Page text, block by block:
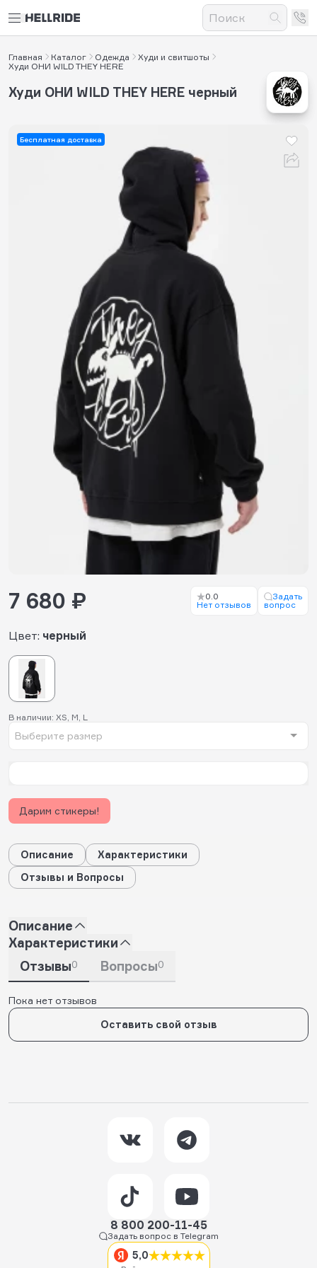
Главная Каталог Одежда
Худи и свитшоты
Худи ОНИ WILD THEY HERE
Бесплатная доставка
Худи ОНИ WILD THEY HERE черный
Цвет: черный
В наличии: XS, M, L
Выберите размер
7 680 ₽
0.0
Нет отзывов
Задать
вопрос
Дарим стикеры!
Описание
Характеристики
Отзывы и Вопросы
Описание
Характеристики
Отзывы0 Вопросы0
Пока нет отзывов
Оставить свой отзыв
8 800 200-11-45
Задать вопрос в Telegram
5,0